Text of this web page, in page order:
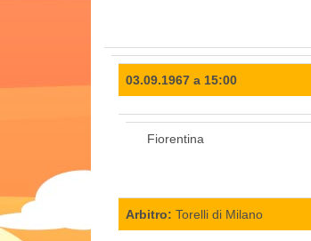
03.09.1967 a 15:00
Fiorentina
Arbitro: Torelli di Milano